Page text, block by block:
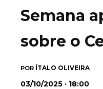
Semana
sobre o
POR ÍTALO OLIVEIRA
03/10/2025 · 18:00